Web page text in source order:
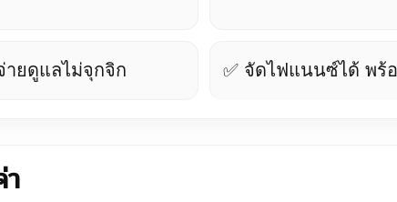
ายดูแลไม่จุกจิก ✅ จัดไฟแนนซ์ได้ พร้